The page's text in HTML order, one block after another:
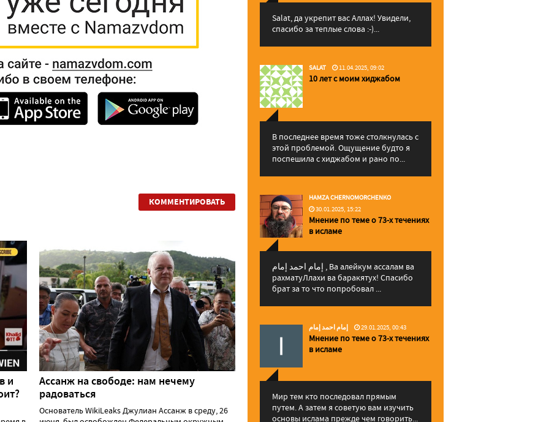
КОММЕНТИРОВАТЬ
и
Ассанж на свободе: нам нечему
радоваться
Основатель WikiLeaks Джулиан Ассанж в среду, 26
Salat, да укрепит вас Аллаx! Увидели,
спасибо за теплые слова :-)...
SALAT 11.04.2025, 09:02
10 лет с моим хиджабом
В последнее время тоже столкнулась с
этой проблемой. Ощущение будто я
поспешила с хиджабом и рано по...
HAMZA CHERNOMORCHENKO
30.01.2025, 15:22
Мнение по теме о 73-х течениях
в исламе
إمام احمد إمام , Ва алейкум ассалам ва
рахматуЛлахи ва баракятух! Спасибо
брат за то что попробовал ...
إمام احمد إمام 29.01.2025, 00:43
Мнение по теме о 73-х течениях
в исламе
Мир тем кто последовал прямым
путем. А затем я советую вам изучить
основы ислама прежде чем говорить...